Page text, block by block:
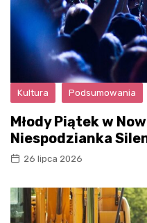
Kultura Podsumowania
Młody Piątek w
Niespodzianka
26 lipca 2026